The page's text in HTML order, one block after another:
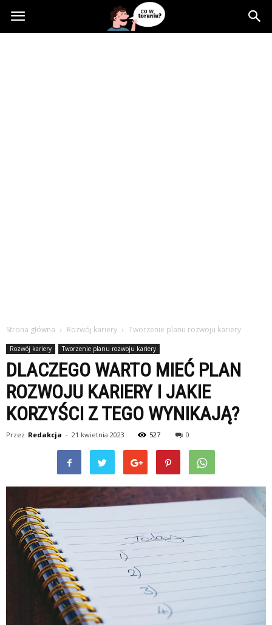
Cowtoruniu.pl
Strona główna Rozwój kariery Tworzenie planu rozwoju kariery
Rozwój kariery Tworzenie planu rozwoju kariery
DLACZEGO WARTO MIEĆ PLAN
ROZWOJU KARIERY I JAKIE
KORZYŚCI Z TEGO WYNIKAJĄ?
Przez Redakcja - 21 kwietnia 2023 527 0